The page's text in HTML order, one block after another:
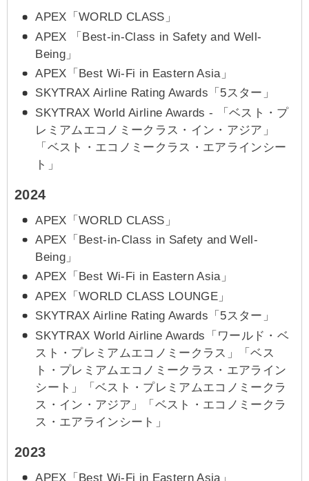
APEX「WORLD CLASS」
APEX 「Best-in-Class in Safety and Well-
Being」
APEX「Best Wi-Fi in Eastern Asia」
SKYTRAX Airline Rating Awards「5スター」
SKYTRAX World Airline Awards - 「ベスト・プ
レミアムエコノミークラス・イン・アジア」
「ベスト・エコノミークラス・エアラインシー
ト」
2024
APEX「WORLD CLASS」
APEX「Best-in-Class in Safety and Well-
Being」
APEX「Best Wi-Fi in Eastern Asia」
APEX「WORLD CLASS LOUNGE」
SKYTRAX Airline Rating Awards「5スター」
SKYTRAX World Airline Awards「ワールド・ベ
スト・プレミアムエコノミークラス」「ベス
ト・プレミアムエコノミークラス・エアライン
シート」「ベスト・プレミアムエコノミークラ
ス・イン・アジア」「ベスト・エコノミークラ
ス・エアラインシート」
2023
APEX「Best Wi-Fi in Eastern Asia」